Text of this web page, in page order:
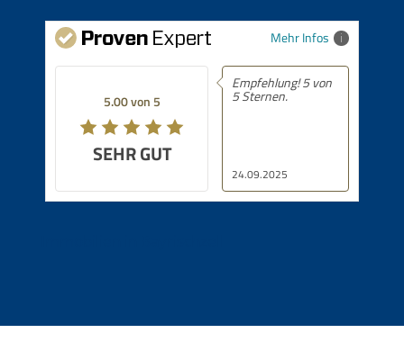
Mehr Infos
5.00 von 5
SEHR GUT
24.09.2025
Empfehlung! 5 von
5 Sternen.